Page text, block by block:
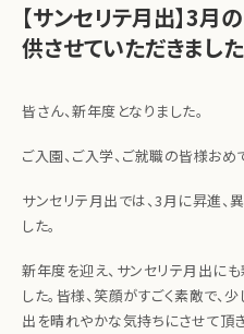
【サンセリテ月出】3月
供させていただきました
皆さん、新年度となりました。
ご入園、ご入学、ご就職の皆様おめ
サンセリテ月出では、3月に昇進、
した。
新年度を迎え、サンセリテ月出に
した。皆様、笑顔がすごく素敵で、
出を晴れやかな気持ちにさせて頂き